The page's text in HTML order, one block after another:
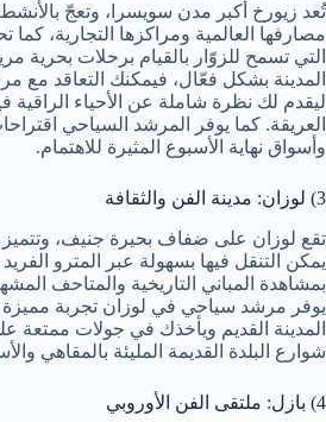
تُعد زيورخ أكبر مدن سويسرا، وتعجّ بالأنشطة
مصارفها العالمية ومراكزها التجارية، كما
التي تسمح للزوّار بالقيام برحلات بحرية
المدينة بشكل فعّال، فيمكنك التعاقد
ليقدم لك نظرة شاملة عن الأحياء الراقية
العريقة. كما يوفر المرشد السياحي
وأسواق نهاية الأسبوع المثيرة للاهتمام.
3) لوزان: مدينة الفن والثقافة
تقع لوزان على ضفاف بحيرة جنيف، وتتميز
يمكن التنقل فيها بسهولة عبر المترو
بمشاهدة المباني التاريخية والمتاحف
يوفر مرشد سياحي في لوزان تجربة مميزة
المدينة القديم ويأخذك في جولات ممتعة
شوارع البلدة القديمة المليئة بالمقاهي
4) بازل: ملتقى الفن الأوروبي